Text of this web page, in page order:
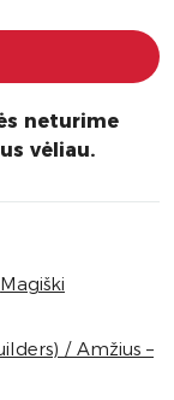
neturime
vėliau.
/ Amžius –